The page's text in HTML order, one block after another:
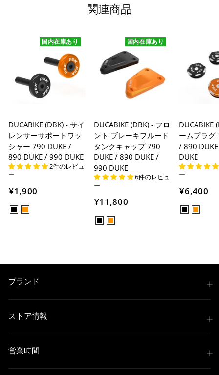
※ 振込手数料はご負担ください。
関連商品
国内在庫あり
DUCABIKE (DBK) - サイ
レンサーサポートワッ
シャー 790 DUKE /
890 DUKE / 990 DUKE
2件のレビュ
ー
¥1,900
国内在庫あり
DUCABIKE (DBK) - フロ
ント ブレーキフルード
タンクキャップ 790
DUKE / 890 DUKE /
990 DUKE
6件のレビュ
ー
¥11,800
DUCABIKE
ームプラグ
/ 890
DUKE
ー
¥6,400
ブランド
ストア情報
営業時間